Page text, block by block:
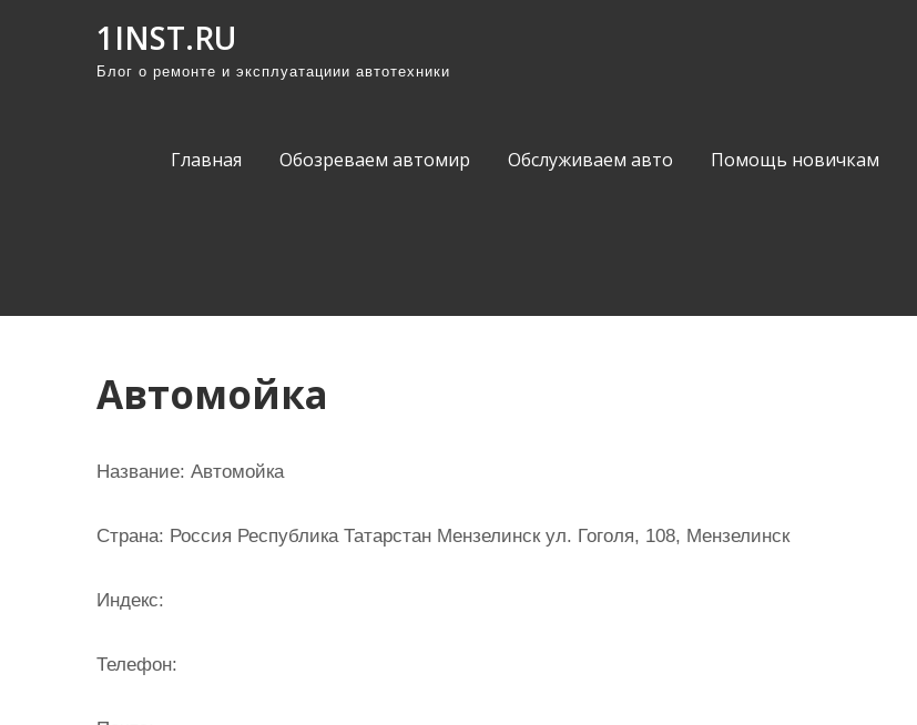
1INST.RU
Блог о ремонте и эксплуатациии автотехники
Главная Обозреваем автомир Обслуживаем авто Помощь новичкам
Автомойка
Название: Автомойка
Страна: Россия Республика Татарстан Мензелинск ул. Гоголя, 108, Мензелинск
Индекс:
Телефон: